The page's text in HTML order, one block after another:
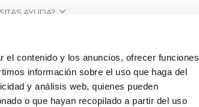
el contenido y los anuncios, ofrecer funciones
información sobre el uso que haga del
y análisis web, quienes pueden
o que hayan recopilado a partir del uso
AYUDA?